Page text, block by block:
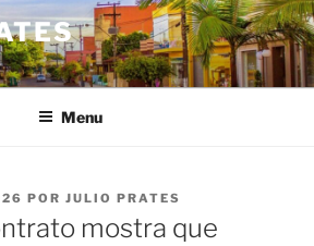
Menu
POR JULIO PRATES
mostra que